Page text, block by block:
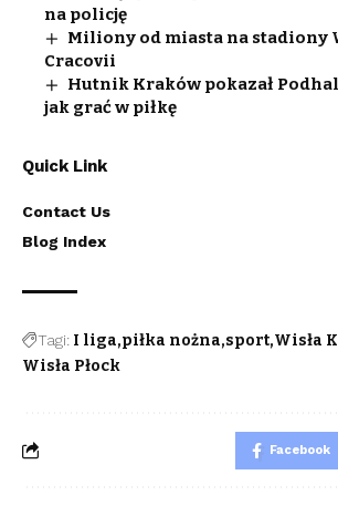
na policję
Miliony od miasta na stadiony
Cracovii
Hutnik Kraków pokazał
jak grać w piłkę
Quick Link
Contact Us
Blog Index
Tagi: I liga piłka nożna sport Wisła
Wisła Płock
Facebook